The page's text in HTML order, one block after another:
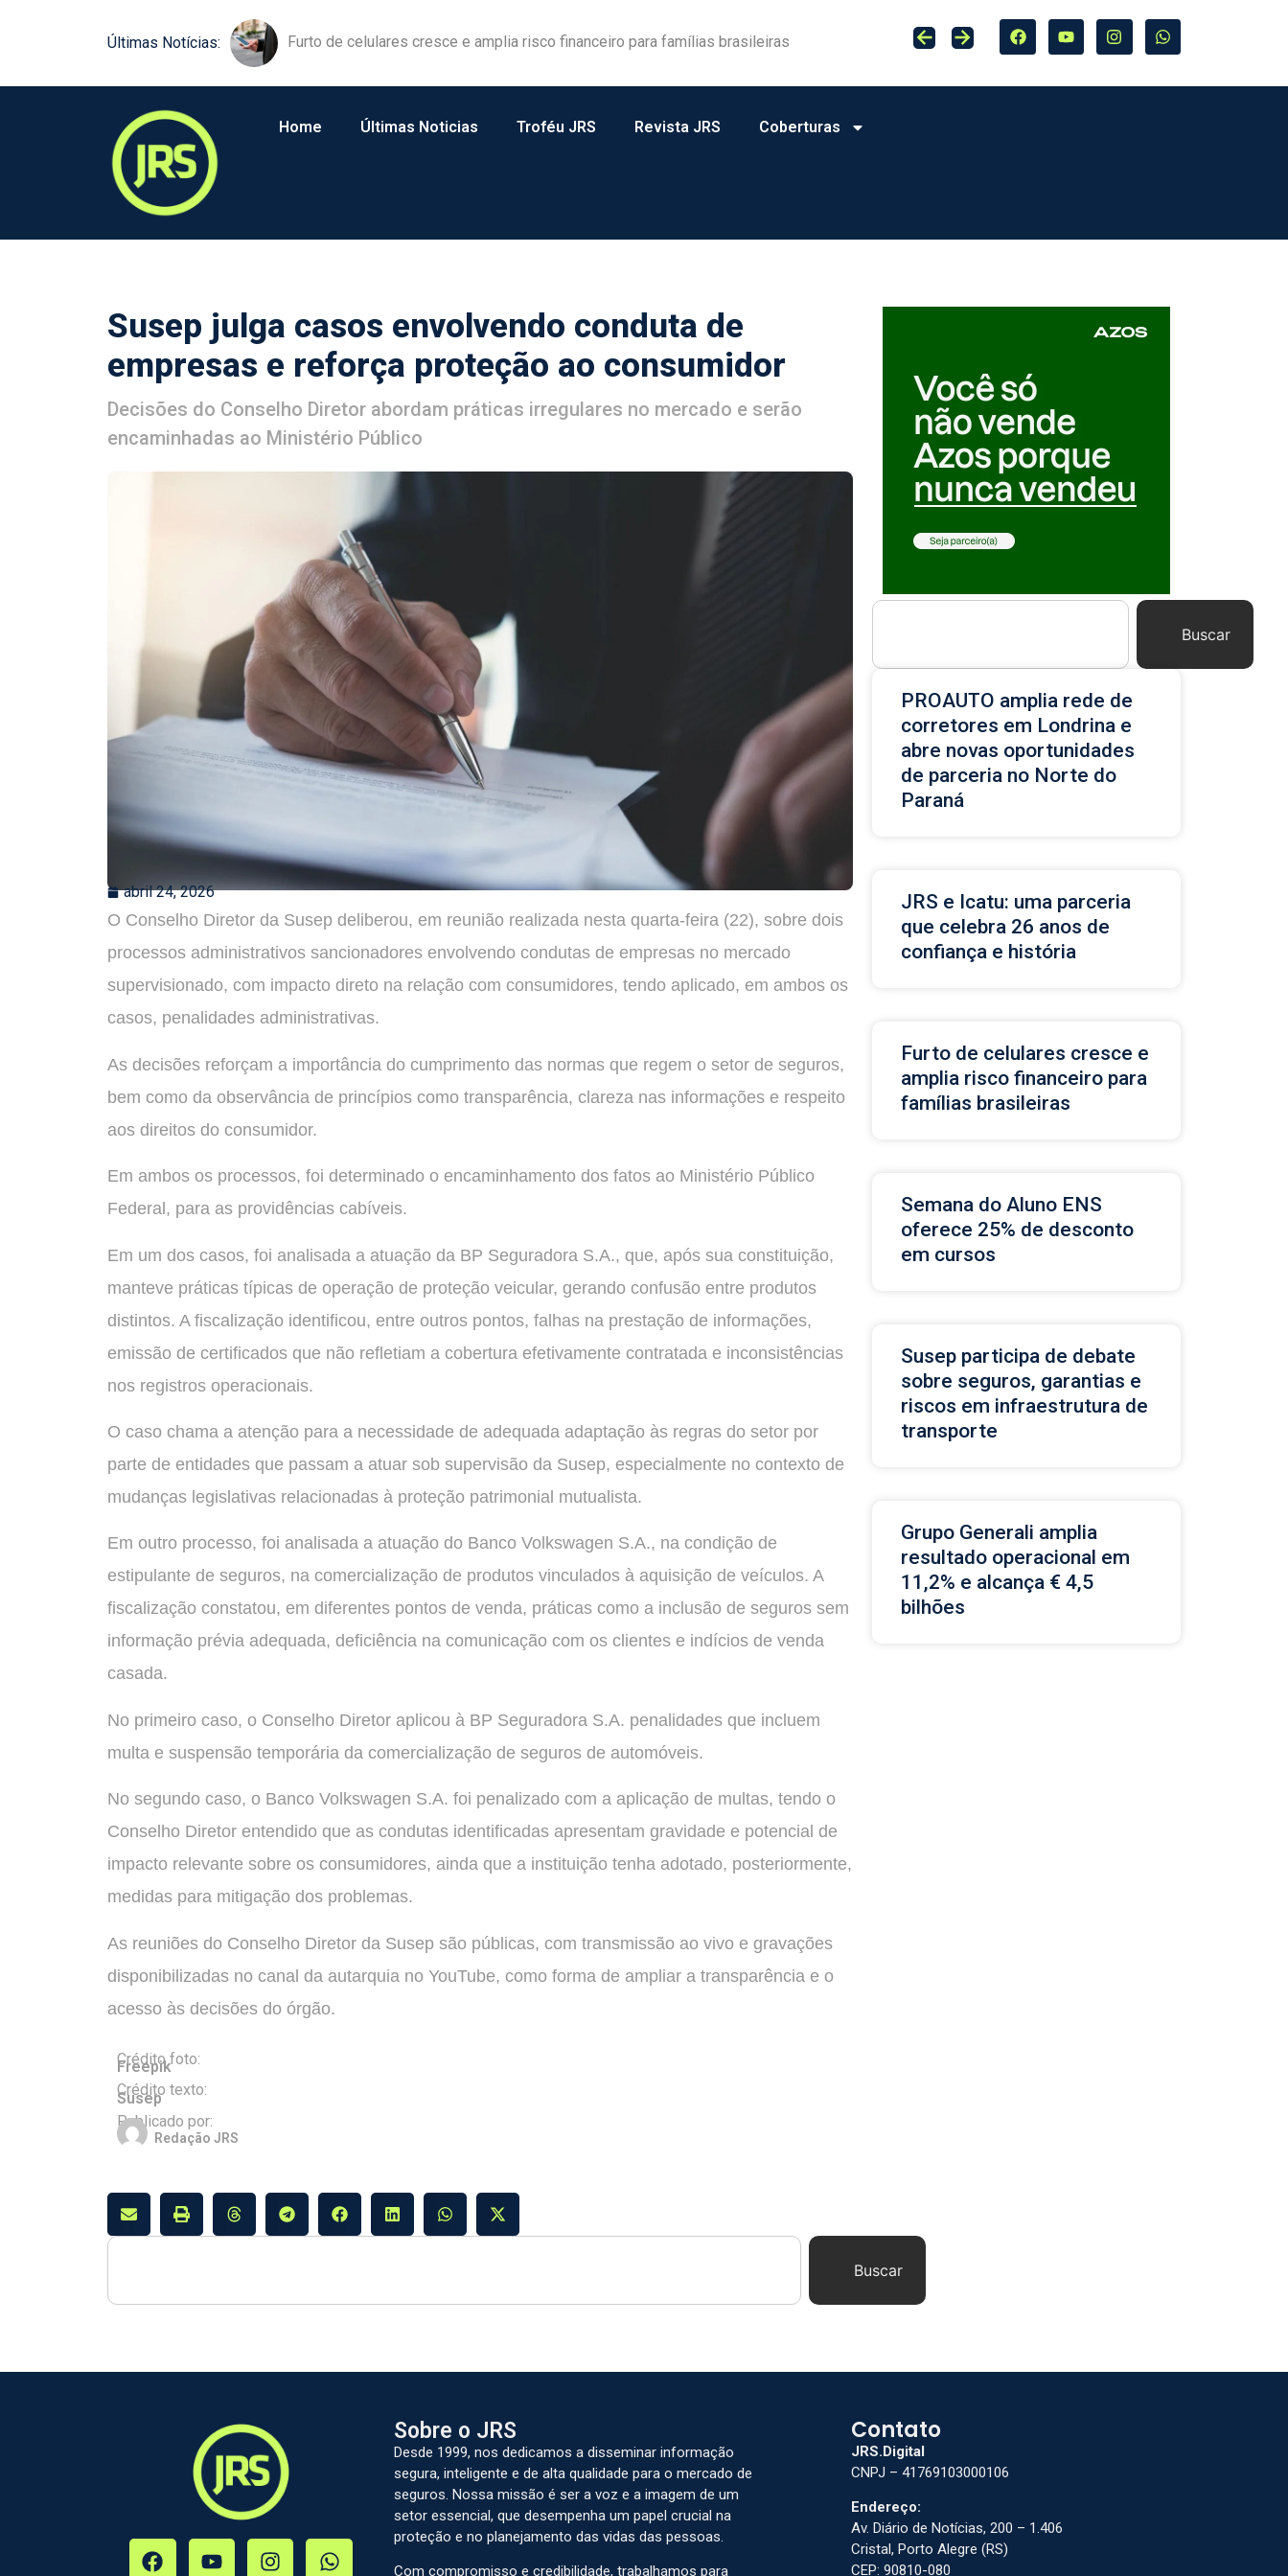
Últimas Notícias: Furto de celulares cresce e amplia risco financeiro para famílias brasileiras
Semana do Aluno ENS oferece 25% de desconto em cursos
Home Últimas Noticias Troféu JRS Revista JRS Coberturas
Susep julga casos envolvendo conduta de
empresas e reforça proteção ao consumidor
Decisões do Conselho Diretor abordam práticas irregulares no mercado e serão
encaminhadas ao Ministério Público
abril 24, 2026
O Conselho Diretor da Susep deliberou, em reunião realizada nesta quarta-feira (22), sobre dois
processos administrativos sancionadores envolvendo condutas de empresas no mercado
supervisionado, com impacto direto na relação com consumidores, tendo aplicado, em ambos os
casos, penalidades administrativas.
As decisões reforçam a importância do cumprimento das normas que regem o setor de seguros,
bem como da observância de princípios como transparência, clareza nas informações e respeito
aos direitos do consumidor.
Em ambos os processos, foi determinado o encaminhamento dos fatos ao Ministério Público
Federal, para as providências cabíveis.
Em um dos casos, foi analisada a atuação da BP Seguradora S.A., que, após sua constituição,
manteve práticas típicas de operação de proteção veicular, gerando confusão entre produtos
distintos. A fiscalização identificou, entre outros pontos, falhas na prestação de informações,
emissão de certificados que não refletiam a cobertura efetivamente contratada e inconsistências
nos registros operacionais.
O caso chama a atenção para a necessidade de adequada adaptação às regras do setor por
parte de entidades que passam a atuar sob supervisão da Susep, especialmente no contexto de
mudanças legislativas relacionadas à proteção patrimonial mutualista.
Em outro processo, foi analisada a atuação do Banco Volkswagen S.A., na condição de
estipulante de seguros, na comercialização de produtos vinculados à aquisição de veículos. A
fiscalização constatou, em diferentes pontos de venda, práticas como a inclusão de seguros sem
informação prévia adequada, deficiência na comunicação com os clientes e indícios de venda
casada.
No primeiro caso, o Conselho Diretor aplicou à BP Seguradora S.A. penalidades que incluem
multa e suspensão temporária da comercialização de seguros de automóveis.
No segundo caso, o Banco Volkswagen S.A. foi penalizado com a aplicação de multas, tendo o
Conselho Diretor entendido que as condutas identificadas apresentam gravidade e potencial de
impacto relevante sobre os consumidores, ainda que a instituição tenha adotado, posteriormente,
medidas para mitigação dos problemas.
As reuniões do Conselho Diretor da Susep são públicas, com transmissão ao vivo e gravações
disponibilizadas no canal da autarquia no YouTube, como forma de ampliar a transparência e o
acesso às decisões do órgão.
Crédito foto:
Freepik
Crédito texto:
Susep
Publicado por:
Redação JRS
Buscar
Buscar
PROAUTO amplia rede de
corretores em Londrina e
abre novas oportunidades
de parceria no Norte do
Paraná
JRS e Icatu: uma parceria
que celebra 26 anos de
confiança e história
Furto de celulares cresce e
amplia risco financeiro para
famílias brasileiras
Semana do Aluno ENS
oferece 25% de desconto
em cursos
Susep participa de debate
sobre seguros, garantias e
riscos em infraestrutura de
transporte
Grupo Generali amplia
resultado operacional em
11,2% e alcança € 4,5
bilhões
Sobre o JRS
Desde 1999, nos dedicamos a disseminar informação
segura, inteligente e de alta qualidade para o mercado de
seguros. Nossa missão é ser a voz e a imagem de um
setor essencial, que desempenha um papel crucial na
proteção e no planejamento das vidas das pessoas.
Com compromisso e credibilidade, trabalhamos para
Contato
JRS.Digital
CNPJ – 41769103000106
Endereço:
Av. Diário de Notícias, 200 – 1.406
Cristal, Porto Alegre (RS)
CEP: 90810-080